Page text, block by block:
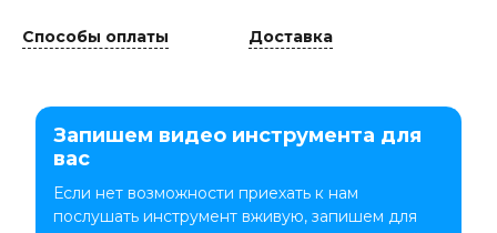
Способы оплаты Доставка
Запишем видео инструмента для
вас
Если нет возможности приехать к нам
послушать инструмент вживую, запишем для